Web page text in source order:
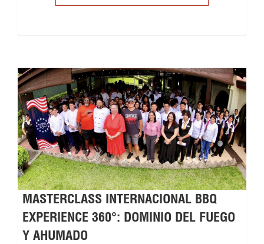
MASTERCLASS INTERNACIONAL BBQ
EXPERIENCE 360°: DOMINIO DEL FUEGO
Y AHUMADO